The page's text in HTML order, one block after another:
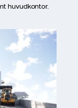
huvudkontor.